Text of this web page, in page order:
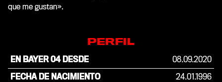
que me gustan».
PERFIL
EN BAYER 04 DESDE
08.09.2020
FECHA DE NACIMIENTO
24.01.1996